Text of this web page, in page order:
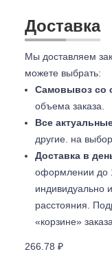
Доставка
Мы доставляем
можете выбрать:
Самовывоз со
объема заказа.
Все
другие. на выбор.
Доставка в
оформлении до
индивидуально
расстояния.
«корзине»
266.78 ₽